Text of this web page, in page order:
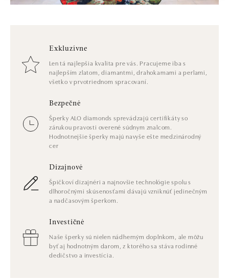
Exkluzívne
Len tá najlepšia kvalita pre vás. Pracujeme iba s
najlepším zlatom, diamantmi, drahokamami a perlami,
všetko v prvotriednom spracovaní.
Bezpečné
Šperky ALO diamonds sprevádzajú certifikáty so
zárukou pravosti overené súdnym znalcom.
Hodnotnejšie šperky majú navyše ešte medzinárodný
cer
Dizajnové
Špičkoví dizajnéri a najnovšie technológie spolu s
dlhoročnými skúsenosťami dávajú vzniknúť jedinečným
a nadčasovým šperkom.
Investičné
Naše šperky sú nielen nádherným doplnkom, ale môžu
byť aj hodnotným darom, z ktorého sa stáva rodinné
dedičstvo a investícia.